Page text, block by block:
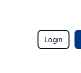
Login